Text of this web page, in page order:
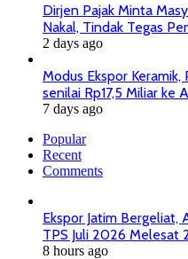
Dirjen Pajak Minta
Nakal, Tindak Tegas
2 days ago
Modus Ekspor
senilai Rp17,5 Miliar ke
7 days ago
Popular
Recent
Comments
Ekspor Jatim Bergeliat,
TPS Juli 2026 Melesat
8 hours ago